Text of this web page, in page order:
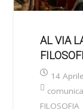
AL VIA
14
FILOSOFIA